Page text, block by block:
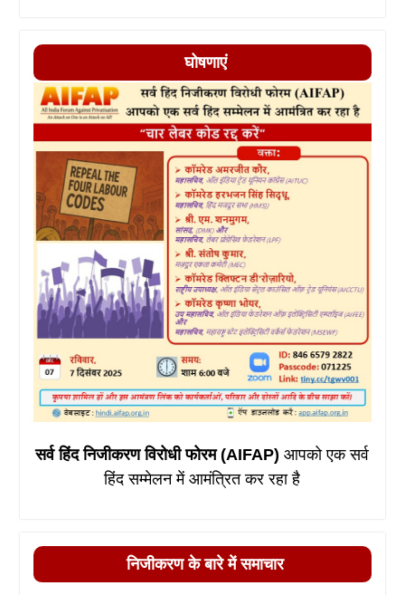
घोषणाएं
सर्व हिंद निजीकरण विरोधी फोरम (AIFAP)आपको एक सर्व
हिंद सम्मेलन में आमंत्रित कर रहा है
निजीकरण के बारे में समाचार